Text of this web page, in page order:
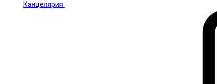
Канцелярия